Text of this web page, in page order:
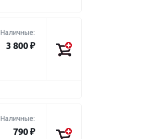
Наличные:
3 800 ₽
Наличные:
790 ₽